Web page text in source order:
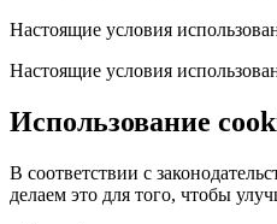
Настоящие условия
Настоящие условия
Использование
В соответствии с
делаем это для того, чтобы